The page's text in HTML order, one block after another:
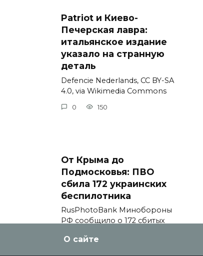
Patriot и Киево-
Печерская лавра:
итальянское издание
указало на странную
деталь
Defencie Nederlands, CC BY-SA
4.0, via Wikimedia Commons
0 150
От Крыма до
Подмосковья: ПВО
сбила 172 украинских
беспилотника
RusPhotoBank Минобороны
РФ сообщило о 172 сбитых
О сайте